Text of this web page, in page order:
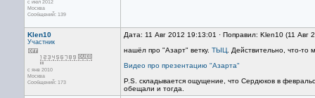
с июл 2012
Москва
Сообщений: 139
Klen10
Участник
с янв 2010
Москва
Сообщений: 173
Дата: 11 Авг 2012 19:13:01 · Поправил: Klen10 (11 Авг
нашёл про "Азарт" ветку. ТЫЦ . Действительно, что-
Видео про презентацию "Азарта"
P.S. складывается ощущение, что Сердюков в
обещали и тогда.